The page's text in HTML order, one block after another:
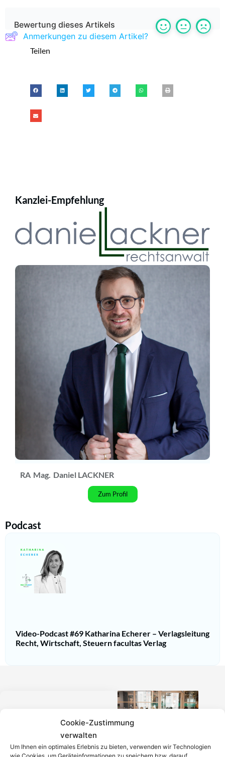
Cookie-Zustimmung
verwalten
Um Ihnen ein optimales Erlebnis zu bieten, verwenden wir Technologien
wie Cookies, um Geräteinformationen zu speichern bzw. darauf
Bewertung dieses Artikels
Anmerkungen zu diesem Artikel?
Teilen
Kanzlei-Empfehlung
RA Mag. Daniel LACKNER
Zum Profil
Podcast
Video-Podcast #69 Katharina Echerer – Verlagsleitung
Recht, Wirtschaft, Steuern facultas Verlag
Einfach in 3
Schritten einen